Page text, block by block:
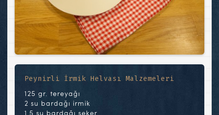
Peynirli İrmik Helvası Malzemeleri
125 gr. tereyağı
2 su bardağı irmik
1,5 su bardağı şeker